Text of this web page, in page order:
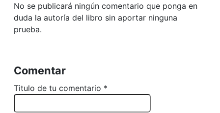
No se publicará ningún comentario que ponga en
duda la autoría del libro sin aportar ninguna
prueba.
Comentar
Titulo de tu comentario *